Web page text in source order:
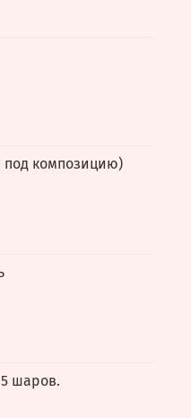
под композицию)
шаров.